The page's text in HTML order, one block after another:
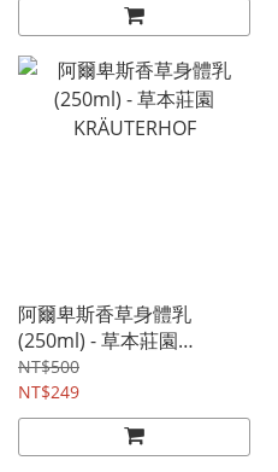
阿爾卑斯香草身體乳
(250ml) - 草本莊園
KRÄUTERHOF
NT$500
NT$249